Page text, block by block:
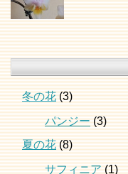
冬の花(3)
パンジー(3)
夏の花(8)
サフィニア(1)